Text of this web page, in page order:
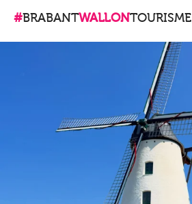
#BRABANTWALLONTOURISME